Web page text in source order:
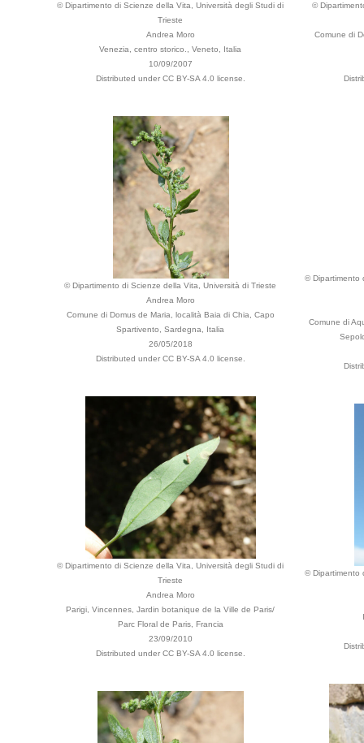
© Dipartimento di Scienze della Vita, Università degli Studi di
Trieste
Andrea Moro
Venezia, centro storico., Veneto, Italia
10/09/2007
Distributed under CC BY-SA 4.0 license.
©
Comune di
© Dipartimento di Scienze della Vita, Università di Trieste
Andrea Moro
Comune di Domus de Maria, località Baia di Chia, Capo
Spartivento, Sardegna, Italia
26/05/2018
Distributed under CC BY-SA 4.0 license.
© Dipartimento
Comune di
© Dipartimento di Scienze della Vita, Università degli Studi di
Trieste
Andrea Moro
Parigi, Vincennes, Jardin botanique de la Ville de Paris/
Parc Floral de Paris, Francia
23/09/2010
Distributed under CC BY-SA 4.0 license.
© Dipartimento